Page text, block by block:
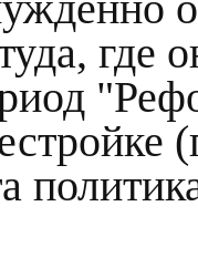
туда,